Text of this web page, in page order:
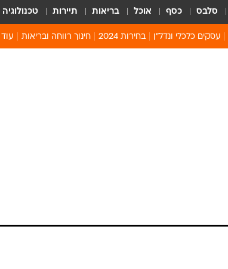
סלבס כסף אוכל בריאות תיירות טכנולוגיה
עסקים כלכלי ונדל"ן בחירות 2024 חינוך רווחה ובריאות